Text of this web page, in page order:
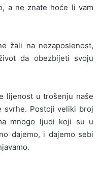
a ne znate hoće li vam
žali na nezaposlenost,
da obezbijeti svoju
lijenost u trošenju naše
svrhe. Postoji veliki broj
mnogo ljudi koji su u
dajemo, i dajemo sebi